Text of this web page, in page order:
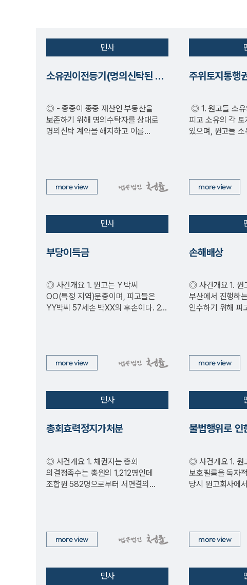
민사
소유권이전등기(명의신탁된 종중 재산 회복)
◎ - 종중이 종중 재산인 부동산을
보존하기 위해 명의수탁자를 상대로
명의신탁 계약을 해지하고 이를
more view
주위토지통행
◎ 1. 원고들 소유의 각 토지 및 건물과
피고 소유의 각
있으며, 원고들
more view
민사
부당이득금
◎ 사건개요 1. 원고는 Y 박씨
OO(특정 지역)문중이며, 피고들은
YY박씨 57세손 박XX의 후손이다. 2.
more view
손해배상
◎ 사건개요 1. 원고는 피고 회사가
부산에서 진행하
인수하기 위해 피
more view
민사
총회효력정지가처분
◎ 사건개요 1. 채권자는 총회
의결정족수는 총원의 1,212명인데
조합원 582명으로부터 서면결의
more view
불법행위로 인
◎ 사건개요 1. 원고 회사가 선박용
보호필름을 독자
당시 원고회사에
more view
민사